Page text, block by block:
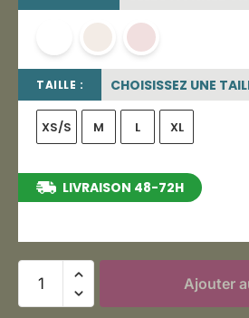
blanc
TAILLE : CHOISISSEZ UNE
XS/S M L XL
LIVRAISON 48-72H
Ajouter